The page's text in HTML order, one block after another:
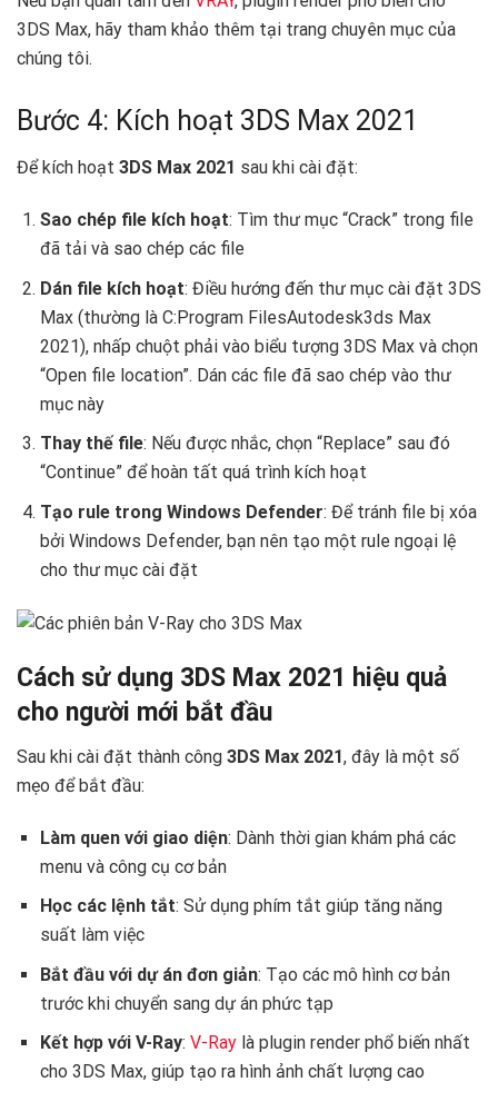
3DS Max, hãy tham khảo thêm tại trang chuyên mục của
chúng tôi.
Bước 4: Kích hoạt 3DS Max 2021
Để kích hoạt 3DS Max 2021 sau khi cài đặt:
Sao chép file kích hoạt: Tìm thư mục “Crack” trong file
đã tải và sao chép các file
Dán file kích hoạt: Điều hướng đến thư mục cài đặt 3DS
Max (thường là C:Program FilesAutodesk3ds Max
2021), nhấp chuột phải vào biểu tượng 3DS Max và chọn
“Open file location”. Dán các file đã sao chép vào thư
mục này
Thay thế file: Nếu được nhắc, chọn “Replace” sau đó
“Continue” để hoàn tất quá trình kích hoạt
Tạo rule trong Windows Defender: Để tránh file bị xóa
bởi Windows Defender, bạn nên tạo một rule ngoại lệ
cho thư mục cài đặt
Cách sử dụng 3DS Max 2021 hiệu quả
cho người mới bắt đầu
Sau khi cài đặt thành công 3DS Max 2021, đây là một số
mẹo để bắt đầu:
Làm quen với giao diện: Dành thời gian khám phá các
menu và công cụ cơ bản
Học các lệnh tắt: Sử dụng phím tắt giúp tăng năng
suất làm việc
Bắt đầu với dự án đơn giản: Tạo các mô hình cơ bản
trước khi chuyển sang dự án phức tạp
Kết hợp với V-Ray: V-Raylà plugin render phổ biến nhất
cho 3DS Max, giúp tạo ra hình ảnh chất lượng cao